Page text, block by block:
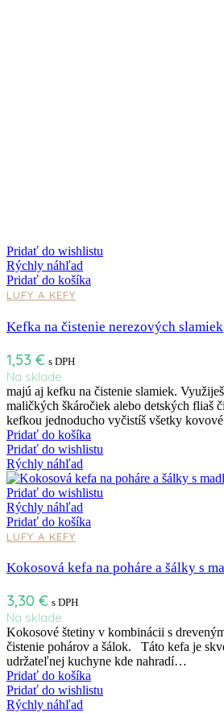
Pridať do wishlistu
Rýchly náhľad
Pridať do košíka
LUFY A KEFY
Kefka na čistenie nerezových slamiek
1,53 € s DPH
Na sklade
majú aj kefku na čistenie slamiek.
maličkých škáročiek alebo detských
kefkou jednoducho vyčistíš všetky
Pridať do košíka
Pridať do wishlistu
Rýchly náhľad
Pridať do wishlistu
Rýchly náhľad
Pridať do košíka
LUFY A KEFY
Kokosová kefa na poháre a šálky s
3,30 € s DPH
Na sklade
Kokosové štetiny v kombinácii s
čistenie pohárov a šálok. Táto kefa je
udržateľnej kuchyne kde nahradí…
Pridať do košíka
Pridať do wishlistu
Rýchly náhľad